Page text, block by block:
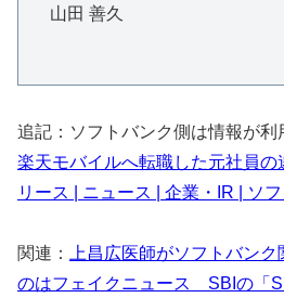
山田 善久
追記：ソフトバンク側は情報が
楽天モバイルへ転職した元社員の
リース | ニュース | 企業・IR | ソ
関連：
上昌広医師がソフトバン
のはフェイクニュース SBIの「